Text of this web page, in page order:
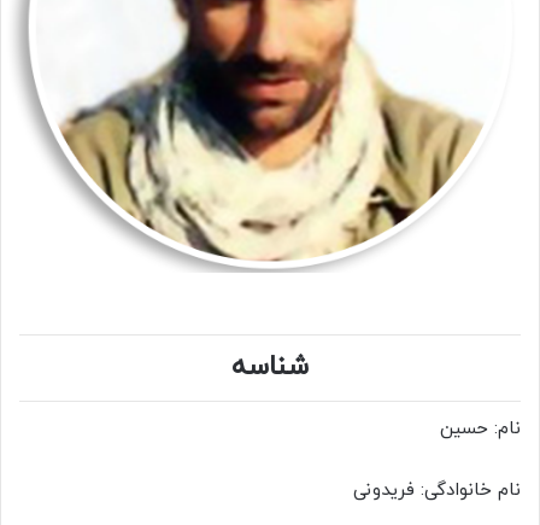
شناسه
نام: حسین
نام خانوادگی: فریدونی